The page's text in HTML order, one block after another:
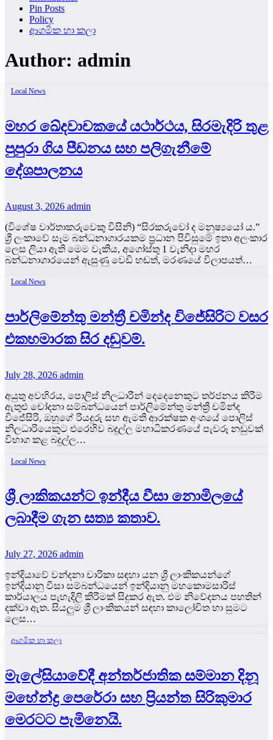
Pin Posts
Policy
ආගමික හා කලා
Author: admin
Local News
මහර ඛේදවාචකයේ යථාර්ථය, සිරමැදිරි තුළ
පුපුරා ගිය පීඩනය සහ පලිගැනීමේ
දේශපාලනය
August 3, 2026 admin
(විශේෂ වාර්තාකරුවෙකු විසිනි) “සිරකරුවෝ ද මනුෂ්‍යයෝ ය.”
ශ්‍රී ලංකාවේ සෑම බන්ධනාගාරයකම ප්‍රධාන පිවිසුමේ ඉතා අලංකාර
ලෙස ලියා ඇති මෙම වැකිය, අගෝස්තු 1 වැනිදා මහර
බන්ධනාගාරයෙන් ඇසුණු වෙඩි හඬත්, මරණයේ විලාපයත්…
Local News
පාර්ලිමේන්තු මන්ත්‍රී චමින්ද විජේසිරිට වසර
එකහමාරක සිර දඬුවම්.
July 28, 2026 admin
අයුතු අවහිරය, පොලිස් නිලධාරීන් දෙදෙනෙකුට තර්ජනය කිරීම
ඇතුළු චෝදනා සම්බන්ධයෙන් පාර්ලිමේන්තු මන්ත්‍රී චමින්ද
විජේසිරි, ඔහුගේ රියදුරු සහ ඇමති ආරක්ෂක අංශයේ පොලිස්
නිලධාරියෙකුට එරෙහිව බදුල්ල මහාධිකරණයේ පැවරූ නඩුවක්
විභාග කළ බදුල්ල…
Local News
ශ්‍රී ලාකිකයන්ට ඉන්දීය වීසා නොමිලයේ
ලබාදීම ගැන සත්‍ය කතාව.
July 27, 2026 admin
ඉන්දියාවේ වන්දනා චාරිකා සඳහා යන ශ්‍රී ලාංකිකයන්ගේ
ඉන්දියානු වීසා සම්බන්ධයෙන් ඉන්දියානු මහකොමසාරිස්
කාර්යාලය පැහැදිලි කිරීමක් සිදුකර ඇත. එම නිවේදනය පහතින්
දක්වා ඇත. සියලුම ශ්‍රී ලාංකිකයන් සඳහා කාලෝචිත හා සුමට
ලෙස…
ආගමික හා කලා
මැලේසියාවේදී අන්තර්ජාතික සම්මාන දිනූ
මහේන්ද්‍ර පෙරේරා සහ ප්‍රියන්ත සිරිකුමාර
මෙරටට පැමිනෙයි.